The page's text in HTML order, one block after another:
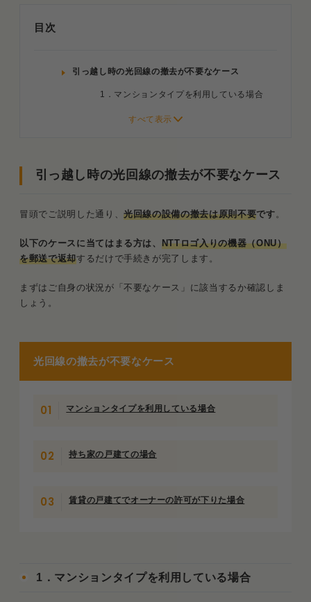
目次
引っ越し時の光回線の撤去が不要なケース
1．マンションタイプを利用している場合
2．持ち家の戸建ての場合
1．集合住宅で戸建てタイプを引いている場
合
2．特定の独自回線や古いプランを契約して
工事費の残債が一括請求されることも
高額な撤去費用や違約金を負担しない方法
引っ越し時の光回線の撤去が不要なケース
冒頭でご説明した通り、光回線の設備の撤去は原則不要です。
以下のケースに当てはまる方は、 NTTロゴ入りの機器（ONU）
を郵送で返却するだけで手続きが完了します。
まずはご自身の状況が「不要なケース」に該当するか確認しま
しょう。
光回線の撤去が不要なケース
マンションタイプを利用している場合
持ち家の戸建ての場合
賃貸の戸建てでオーナーの許可が下りた場合
1．マンションタイプを利用している場合